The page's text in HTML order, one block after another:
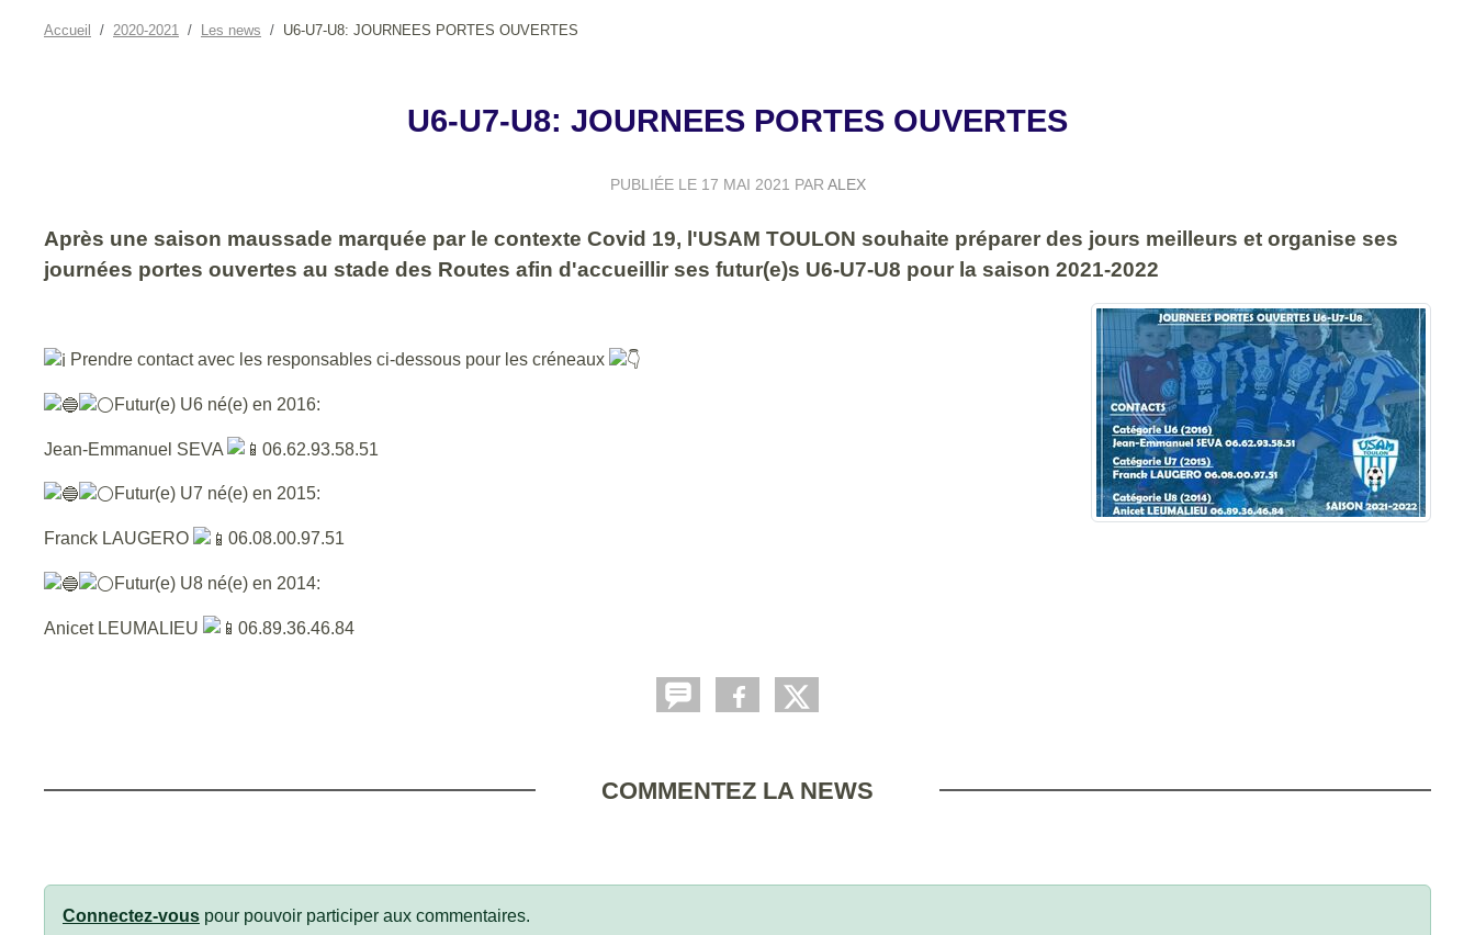
Accueil 2020-2021 Les news U6-U7-U8: JOURNEES PORTES OUVERTES
U6-U7-U8: JOURNEES PORTES OUVERTES
PUBLIÉE LE 17 MAI 2021 PAR ALEX
Après une saison maussade marquée par le contexte Covid 19, l'USAM TOULON souhaite préparer des jours meilleurs et organise ses
journées portes ouvertes au stade des Routes afin d'accueillir ses futur(e)s U6-U7-U8 pour la saison 2021-2022
Prendre contact avec les responsables ci-dessous pour les créneaux
Futur(e) U6 né(e) en 2016:
Jean-Emmanuel SEVA 06.62.93.58.51
Futur(e) U7 né(e) en 2015:
Franck LAUGERO 06.08.00.97.51
Futur(e) U8 né(e) en 2014:
Anicet LEUMALIEU 06.89.36.46.84
COMMENTEZ LA NEWS
Connectez-vous pour pouvoir participer aux commentaires.